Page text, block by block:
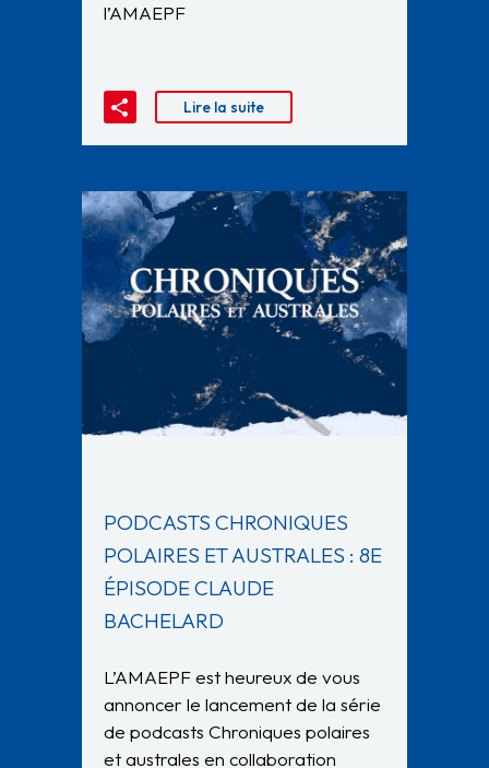
l’AMAEPF
Lire la suite
PODCASTS CHRONIQUES
POLAIRES ET AUSTRALES : 8E
ÉPISODE CLAUDE
BACHELARD
L’AMAEPF est heureux de vous
annoncer le lancement de la série
de podcasts Chroniques polaires
et australes en collaboration